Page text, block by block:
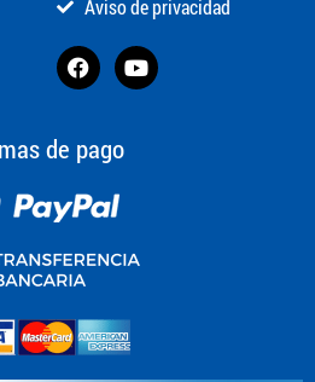
Aviso de privacidad
de pago